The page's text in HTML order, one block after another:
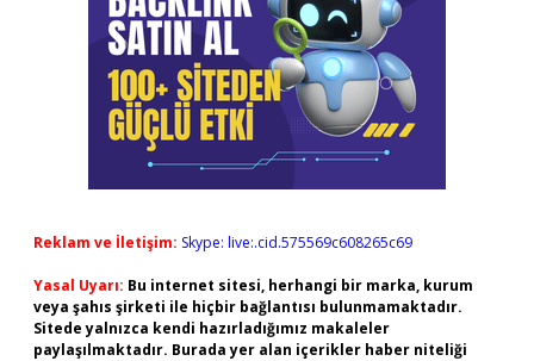
Reklam ve İletişim: Skype: live:.cid.575569c608265c69
Yasal Uyarı: Bu internet sitesi, herhangi bir marka, kurum
veya şahıs şirketi ile hiçbir bağlantısı bulunmamaktadır.
Sitede yalnızca kendi hazırladığımız makaleler
paylaşılmaktadır. Burada yer alan içerikler haber niteliği